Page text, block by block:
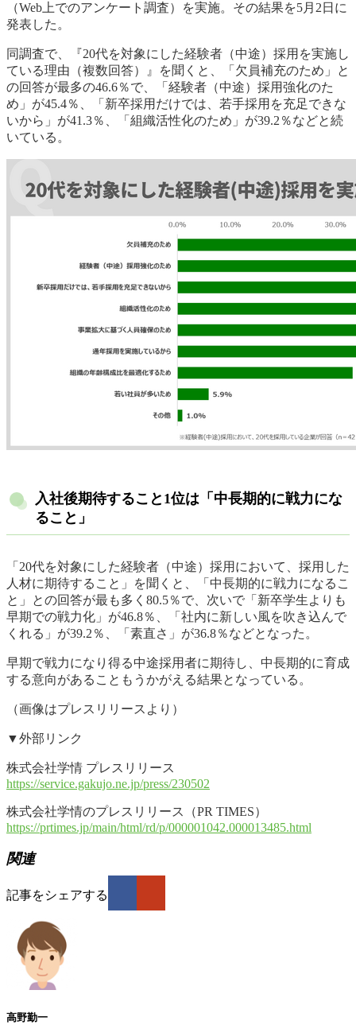
（Web上でのアンケート調査）を実施。その結果を5月2日に
発表した。
同調査で、『20代を対象にした経験者（中途）採用を実施し
ている理由（複数回答）』を聞くと、「欠員補充のため」と
の回答が最多の46.6％で、「経験者（中途）採用強化のた
め」が45.4％、「新卒採用だけでは、若手採用を充足できな
いから」が41.3％、「組織活性化のため」が39.2％などと続
いている。
入社後期待すること1位は「中長期的に戦力にな
ること」
「20代を対象にした経験者（中途）採用において、採用した
人材に期待すること」を聞くと、「中長期的に戦力になるこ
と」との回答が最も多く80.5％で、次いで「新卒学生よりも
早期での戦力化」が46.8％、「社内に新しい風を吹き込んで
くれる」が39.2％、「素直さ」が36.8％などとなった。
早期で戦力になり得る中途採用者に期待し、中長期的に育成
する意向があることもうかがえる結果となっている。
（画像はプレスリリースより）
▼外部リンク
株式会社学情 プレスリリース
https://service.gakujo.ne.jp/press/230502
株式会社学情のプレスリリース（PR TIMES）
https://prtimes.jp/main/html/rd/p/000001042.000013485.html
関連
記事をシェアする
高野勤一